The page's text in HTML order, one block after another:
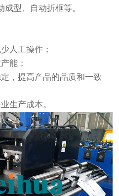
型、自动折框等。
人工操作；
能；
，提高产品的品质和一致
生产成本。